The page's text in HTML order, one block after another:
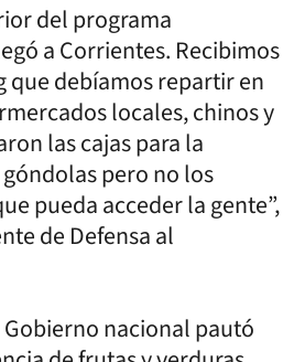
del programa
a Corrientes. Recibimos
que debíamos repartir en
locales, chinos y
las cajas para la
pero no los
pueda acceder la gente”,
de Defensa al
nacional pautó